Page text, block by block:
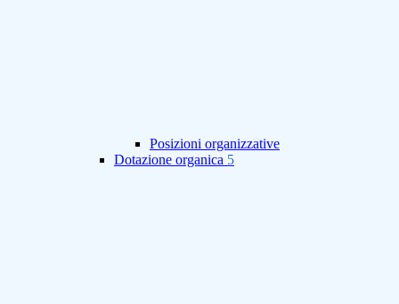
Posizioni organizzative
Dotazione organica 5